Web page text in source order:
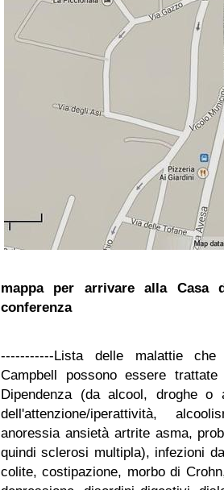
mappa per arrivare alla Casa
conferenza
-----------Lista delle malattie che
Campbell possono essere
Dipendenza (da alcool, droghe o
dell'attenzione/iperattività,
anoressia ansietà artrite asma,
quindi sclerosi multipla), infezioni
colite, costipazione, morbo di